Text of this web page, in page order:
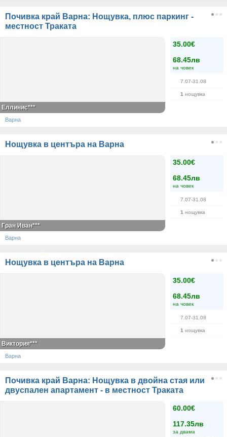
Почивка край Варна: Нощувка, плюс паркинг -
местност Траката
35.00€
68.45лв
на човек
7.07-31.08
1 нощувка
Еллинис***
Варна
Нощувка в центъра на Варна
35.00€
68.45лв
на човек
7.07-31.08
1 нощувка
Гран Иван***
Варна
Нощувка в центъра на Варна
35.00€
68.45лв
на човек
7.07-31.08
1 нощувка
Виктория***
Варна
Почивка край Варна: Нощувка в двойна стая или
двуспален апартамент - в местност Траката
60.00€
117.35лв
за двама